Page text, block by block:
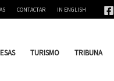
CONTACTAR IN ENGLISH
TURISMO TRIBUNA